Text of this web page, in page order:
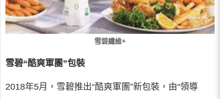
雪碧纖維+
雪碧“酷爽軍團”包裝
2018年5月，雪碧推出“酷爽軍團”新包裝，由“領導